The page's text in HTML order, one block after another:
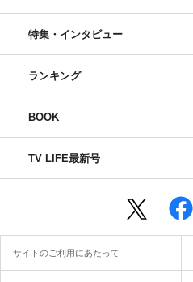
特集・インタビュー
ランキング
BOOK
TV LIFE最新号
サイトのご利用にあたって